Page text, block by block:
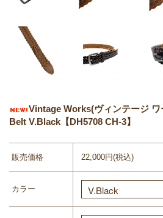
Vintage Works(ヴィンテージ
Belt V.Black【DH5708 CH-3】
販売価格 22,000円(税込)
カラー